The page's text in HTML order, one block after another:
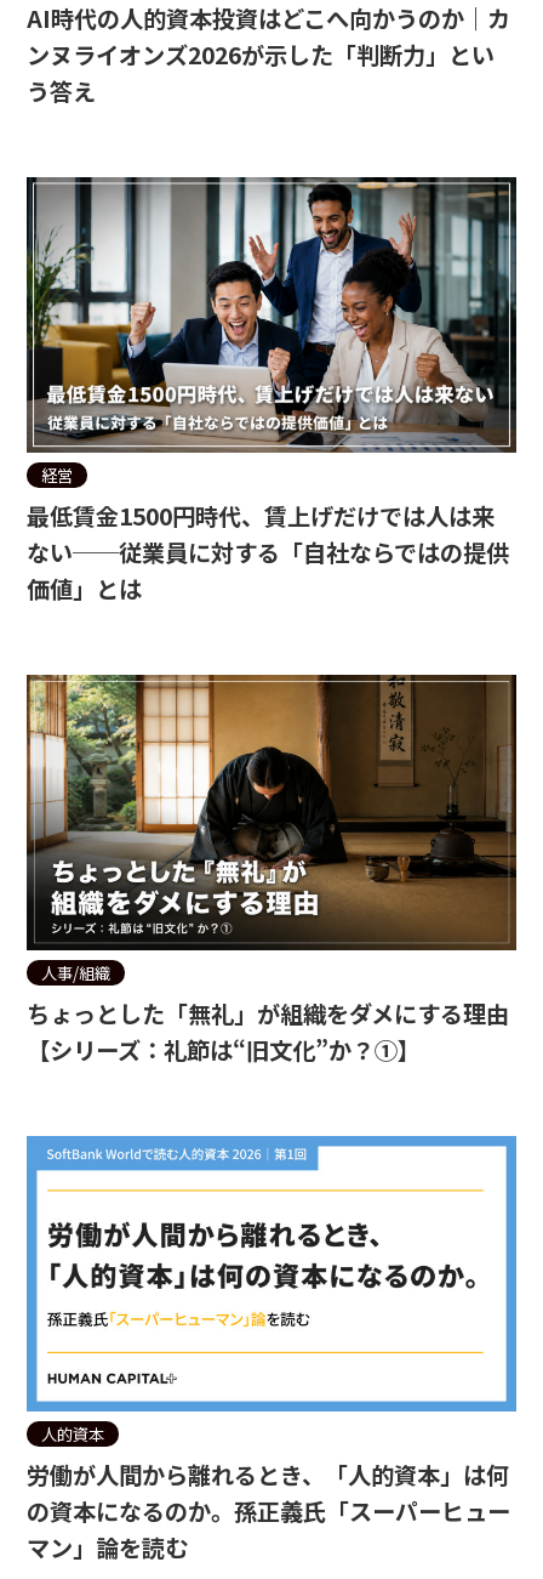
AI時代の人的資本投資はどこへ向かうのか｜カ
ンヌライオンズ2026が示した「判断力」とい
う答え
経営
最低賃金1500円時代、賃上げだけでは人は来
ない──従業員に対する「自社ならではの提供
価値」とは
人事/組織
ちょっとした「無礼」が組織をダメにする理由
【シリーズ：礼節は“旧文化”か？①】
人的資本
労働が人間から離れるとき、「人的資本」は何
の資本になるのか。孫正義氏「スーパーヒュー
マン」論を読む